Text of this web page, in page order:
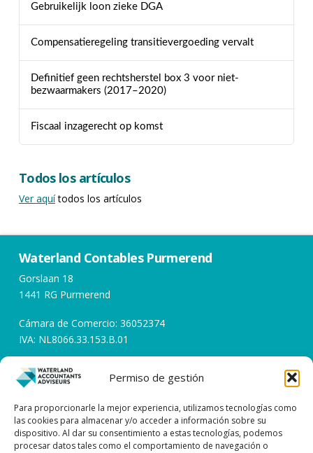
Permiso de gestión
Para proporcionarle la mejor experiencia, utilizamos tecnologías como
las cookies para almacenar y/o acceder a información sobre su
dispositivo. Al dar su consentimiento a estas tecnologías, podemos
procesar datos tales como el comportamiento de navegación o
Gebruikelijk loon zieke DGA
Compensatieregeling transitievergoeding vervalt
Definitief geen rechtsherstel box 3 voor niet-
bezwaarmakers (2017–2020)
Fiscaal inzagerecht op komst
Todos los artículos
Ver aquítodos los artículos
Waterland Contables Purmerend
Gorslaan 18
1441 RG Purmerend
Cámara de Comercio: 36052374
IVA: NL8066.33.153.B.01
Horarios de apertura
Días laborables de 08:00 a 17:00
Póngase en contacto con